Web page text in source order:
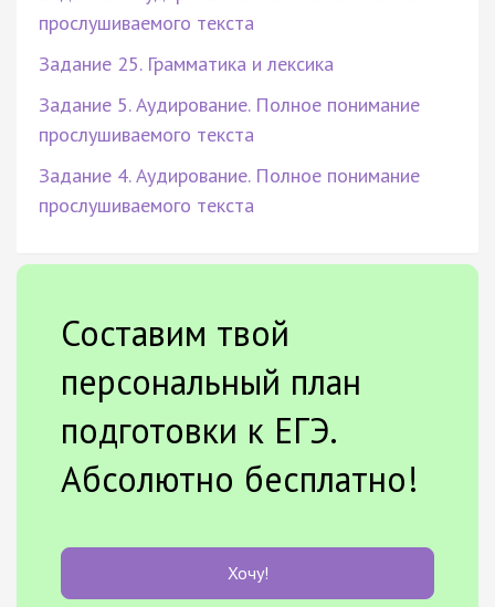
прослушиваемого текста
Задание 25. Грамматика и лексика
Задание 5. Аудирование. Полное понимание
прослушиваемого текста
Задание 4. Аудирование. Полное понимание
прослушиваемого текста
Составим твой
персональный план
подготовки к ЕГЭ.
Абсолютно бесплатно!
Хочу!